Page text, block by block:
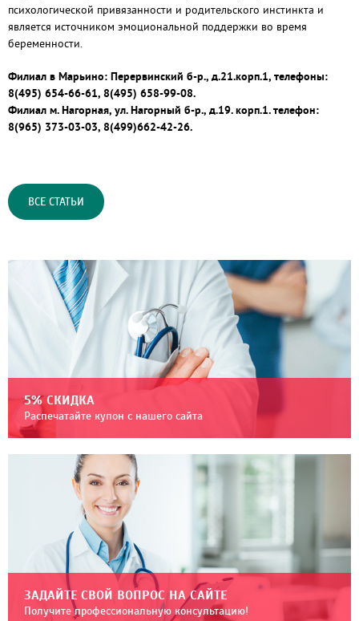
психологической привязанности и родительского инстинкта и
является источником эмоциональной поддержки во время
беременности.
Филиал в Марьино: Перервинский б-р., д.21.корп.1, телефоны:
8(495) 654-66-61, 8(495) 658-99-08.
Филиал м. Нагорная, ул. Нагорный б-р., д.19. корп.1. телефон:
8(965) 373-03-03, 8(499)662-42-26.
ВСЕ СТАТЬИ
5% СКИДКА
Распечатайте купон с нашего сайта
ЗАДАЙТЕ СВОЙ ВОПРОС НА САЙТЕ
Получите профессиональную консультацию!